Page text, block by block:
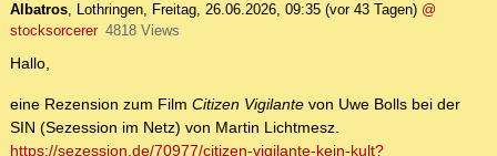
Albatros, Lothringen, Freitag, 26.06.2026, 09:35 (vor 43 Tagen) @
stocksorcerer 4818 Views
Hallo,
eine Rezension zum Film Citizen Vigilante von Uwe Bolls bei der
SIN (Sezession im Netz) von Martin Lichtmesz.
https://sezession.de/70977/citizen-vigilante-kein-kult?